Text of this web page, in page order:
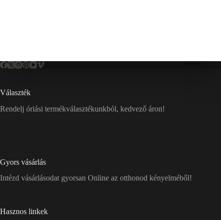
Választék
Rendelj óriási termékválasztékunkból, kedvező áron!
Gyors vásárlás
Intézd vásárlásodat gyorsan Online az otthonod kényelméből!
Hasznos linkek